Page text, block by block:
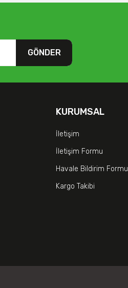
GÖNDER
KURUMSAL
İletişim
İletişim Formu
Havale Bildirim Formu
Kargo Takibi